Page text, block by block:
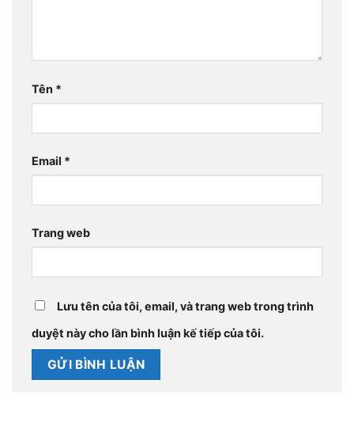
Tên *
Email *
Trang web
Lưu tên của tôi, email, và trang web trong trình
duyệt này cho lần bình luận kế tiếp của tôi.